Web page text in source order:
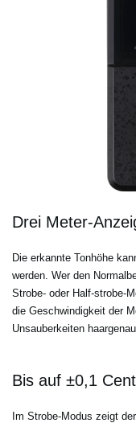
Drei Meter-
Die erkannte Tonhöhe
werden. Wer den
Strobe- oder Half-strobe-
die Geschwindigkeit der
Unsauberkeiten
Bis auf ±0,1
Im Strobe-Modus zeigt